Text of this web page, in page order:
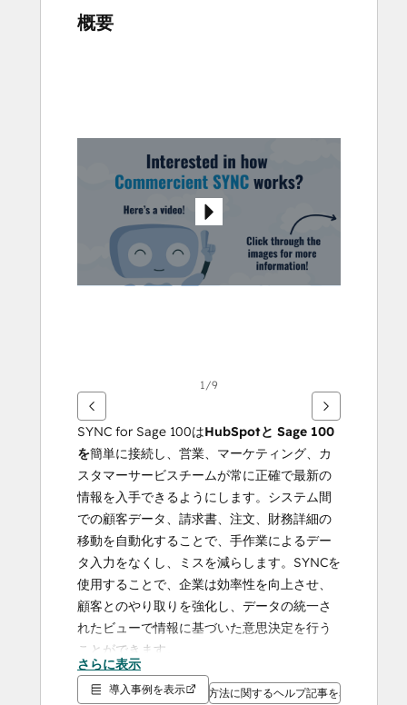
概要
用
し
ま
す
1/9
SYNC for Sage 100はHubSpotと Sage 100
を簡単に接続し、営業、マーケティング、カ
スタマーサービスチームが常に正確で最新の
情報を入手できるようにします。システム間
での顧客データ、請求書、注文、財務詳細の
移動を自動化することで、手作業によるデー
タ入力をなくし、ミスを減らします。SYNCを
使用することで、企業は効率性を向上させ、
顧客とのやり取りを強化し、データの統一さ
れたビューで情報に基づいた意思決定を行う
ことができます。
主なメリット
さらに表示
導入事例を表示設定方法に関するヘルプ記事を表示